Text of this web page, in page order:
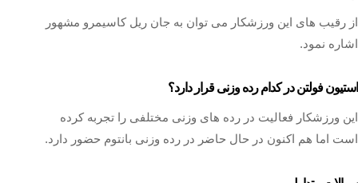
از رقیب های این ورزشکار می توان به جان ریل کاسیمرو مشهور
اشاره نمود.
استیون فولتن در کدام رده وزنی قرار دارد؟
این ورزشکار فعالیت در رده های وزنی مختلفی را تجربه کرده
است اما هم اکنون در حال حاضر در رده وزنی بانتوم حضور دارد.